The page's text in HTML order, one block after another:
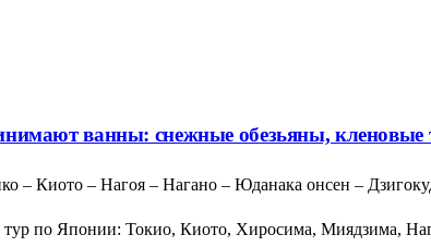
ванны: снежные обезьяны, кленовые
– Киото – Нагоя – Нагано – Юданака онсен –
по Японии: Токио, Киото, Хиросима, Миядзима,